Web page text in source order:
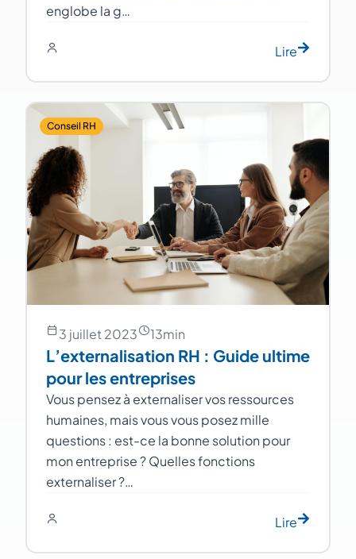
englobe la g…
Lire
Conseil RH
3 juillet 2023 13min
L’externalisation RH : Guide ultime
pour les entreprises
Vous pensez à externaliser vos ressources
humaines, mais vous vous posez mille
questions : est-ce la bonne solution pour
mon entreprise ? Quelles fonctions
externaliser ?…
Lire